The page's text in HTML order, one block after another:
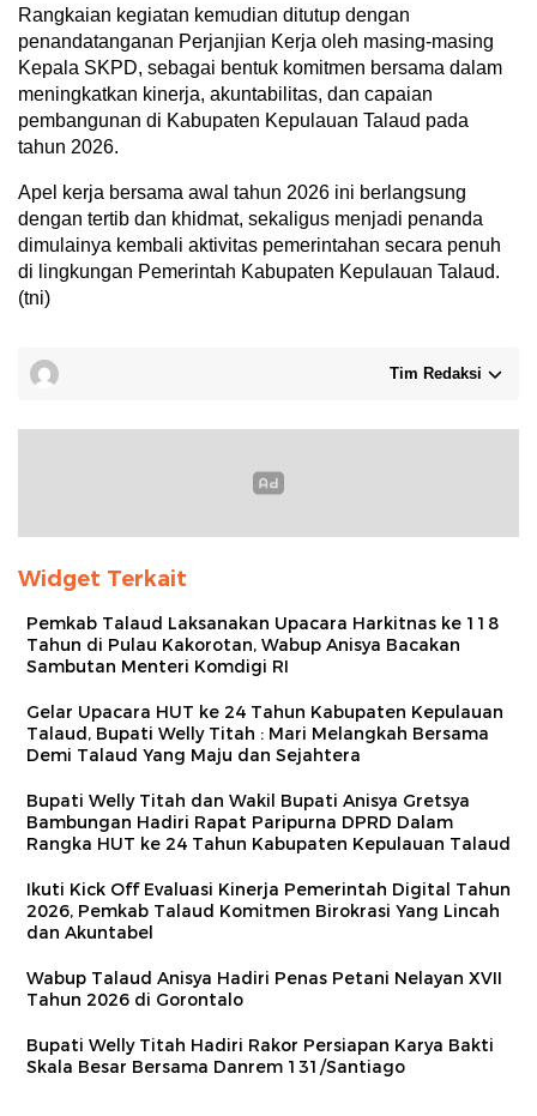
Rangkaian kegiatan kemudian ditutup dengan
penandatanganan Perjanjian Kerja oleh masing-masing
Kepala SKPD, sebagai bentuk komitmen bersama dalam
meningkatkan kinerja, akuntabilitas, dan capaian
pembangunan di Kabupaten Kepulauan Talaud pada
tahun 2026.
Apel kerja bersama awal tahun 2026 ini berlangsung
dengan tertib dan khidmat, sekaligus menjadi penanda
dimulainya kembali aktivitas pemerintahan secara penuh
di lingkungan Pemerintah Kabupaten Kepulauan Talaud.
(tni)
Tim Redaksi
Widget Terkait
Pemkab Talaud Laksanakan Upacara Harkitnas ke 118
Tahun di Pulau Kakorotan, Wabup Anisya Bacakan
Sambutan Menteri Komdigi RI
Gelar Upacara HUT ke 24 Tahun Kabupaten Kepulauan
Talaud, Bupati Welly Titah : Mari Melangkah Bersama
Demi Talaud Yang Maju dan Sejahtera
Bupati Welly Titah dan Wakil Bupati Anisya Gretsya
Bambungan Hadiri Rapat Paripurna DPRD Dalam
Rangka HUT ke 24 Tahun Kabupaten Kepulauan Talaud
Ikuti Kick Off Evaluasi Kinerja Pemerintah Digital Tahun
2026, Pemkab Talaud Komitmen Birokrasi Yang Lincah
dan Akuntabel
Wabup Talaud Anisya Hadiri Penas Petani Nelayan XVII
Tahun 2026 di Gorontalo
Bupati Welly Titah Hadiri Rakor Persiapan Karya Bakti
Skala Besar Bersama Danrem 131/Santiago